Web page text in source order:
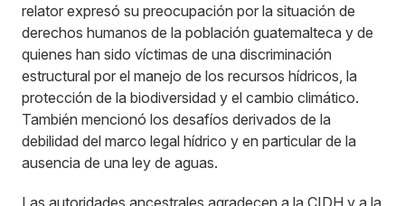
relator expresó su preocupación por la situación de
derechos humanos de la población guatemalteca y de
quienes han sido víctimas de una discriminación
estructural por el manejo de los recursos hídricos, la
protección de la biodiversidad y el cambio climático.
También mencionó los desafíos derivados de la
debilidad del marco legal hídrico y en particular de la
ausencia de una ley de aguas.